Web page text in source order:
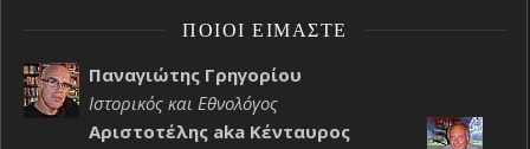
ΠΟΙΟΙ ΕΊΜΑΣΤΕ
Παναγιώτης Γρηγορίου
Ιστορικός και Εθνολόγος
Αριστοτέλης aka Κένταυρος